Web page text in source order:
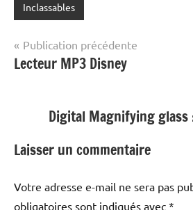
Inclassables
Navigation
de
Publication précédente
Lecteur MP3 Disney
Digital Magnifying glass
Laisser un commentaire
Votre adresse e-mail ne sera pas
obligatoires sont indiqués avec *